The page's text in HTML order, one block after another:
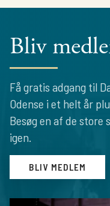
Bliv
Få gratis adgang til
Odense i et helt år
Besøg en af de store
igen.
BLIV MEDLEM